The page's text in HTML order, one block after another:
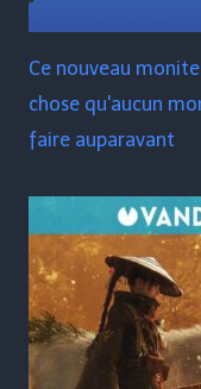
Ce nouveau
chose qu'aucun
faire auparavant